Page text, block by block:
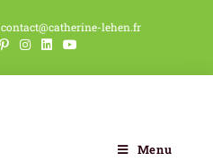
contact@catherine-lehen.fr
Menu